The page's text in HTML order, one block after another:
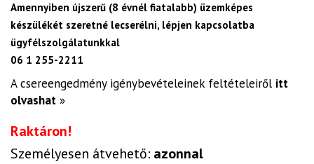
Amennyiben újszerű (8 évnél fiatalabb) üzemképes
készülékét szeretné lecserélni, lépjen kapcsolatba
ügyfélszolgálatunkkal
06 1 255-2211
A csereengedmény igénybevételeinek feltételeiről itt
olvashat »
Raktáron!
Személyesen átvehető: azonnal